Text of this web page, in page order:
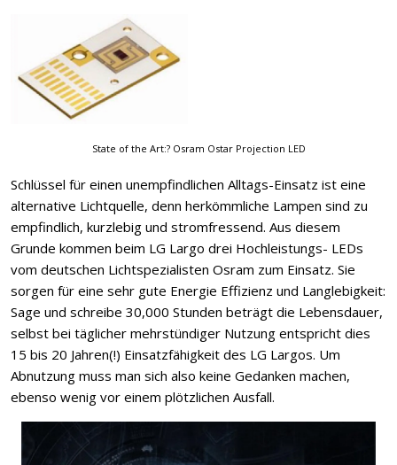
State of the Art:? Osram Ostar Projection LED
Schlüssel für einen unempfindlichen Alltags-Einsatz ist eine
alternative Lichtquelle, denn herkömmliche Lampen sind zu
empfindlich, kurzlebig und stromfressend. Aus diesem
Grunde kommen beim LG Largo drei Hochleistungs- LEDs
vom deutschen Lichtspezialisten Osram zum Einsatz. Sie
sorgen für eine sehr gute Energie Effizienz und Langlebigkeit:
Sage und schreibe 30,000 Stunden beträgt die Lebensdauer,
selbst bei täglicher mehrstündiger Nutzung entspricht dies
15 bis 20 Jahren(!) Einsatzfähigkeit des LG Largos. Um
Abnutzung muss man sich also keine Gedanken machen,
ebenso wenig vor einem plötzlichen Ausfall.